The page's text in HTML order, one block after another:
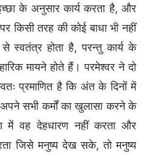
के अनुसार कार्य करता है, और
किसी तरह की कोई बाधा भी नहीं
स्वतंत्र होता है, परन्तु कार्य के
मायने होते हैं। परमेश्वर ने दो
प्रमाणित है कि अंत के दिनों में
सभी कर्मों का खुलासा करने के
वह देहधारण नहीं करता और
जिसे मनुष्य देख सके, तो मनुष्य